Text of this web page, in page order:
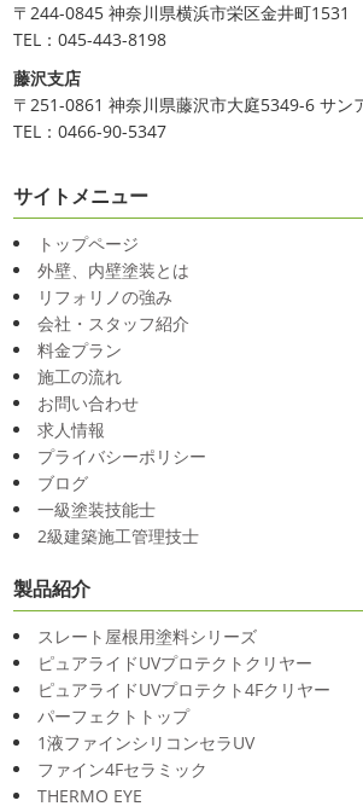
〒244-0845 神奈川県横浜市栄区金井町1531
TEL：045-443-8198
藤沢支店
〒251-0861 神奈川県藤沢市大庭5349-6 サン
TEL：0466-90-5347
サイトメニュー
トップページ
外壁、内壁塗装とは
リフォリノの強み
会社・スタッフ紹介
料金プラン
施工の流れ
お問い合わせ
求人情報
プライバシーポリシー
ブログ
一級塗装技能士
2級建築施工管理技士
製品紹介
スレート屋根用塗料シリーズ
ピュアライドUVプロテクトクリヤー
ピュアライドUVプロテクト4Fクリヤー
パーフェクトトップ
1液ファインシリコンセラUV
ファイン4Fセラミック
THERMO EYE